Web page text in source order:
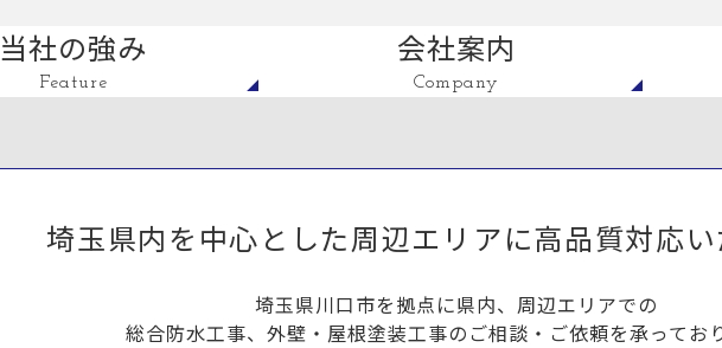
当社の強み
Feature
会社案内
Company
埼玉県内を中心とした周辺エリアに高品質対応い
埼玉県川口市を拠点に県内、周辺エリアでの
総合防水工事、外壁・屋根塗装工事のご相談・ご依頼を承っており